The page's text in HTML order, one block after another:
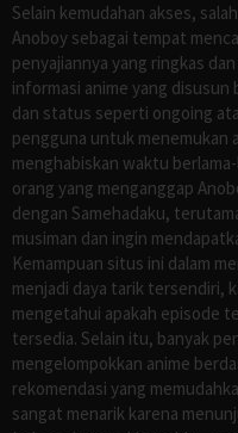
Selain kemudahan akses,
Anoboy sebagai tempat
penyajiannya yang ringkas
informasi anime yang
dan status seperti ongoing
pengguna untuk menemukan
menghabiskan waktu
orang yang menganggap
dengan Samehadaku,
musiman dan ingin
Kemampuan situs ini dalam
menjadi daya tarik tersendiri,
mengetahui apakah episode
tersedia. Selain itu, banyak
mengelompokkan anime
rekomendasi yang
sangat menarik karena